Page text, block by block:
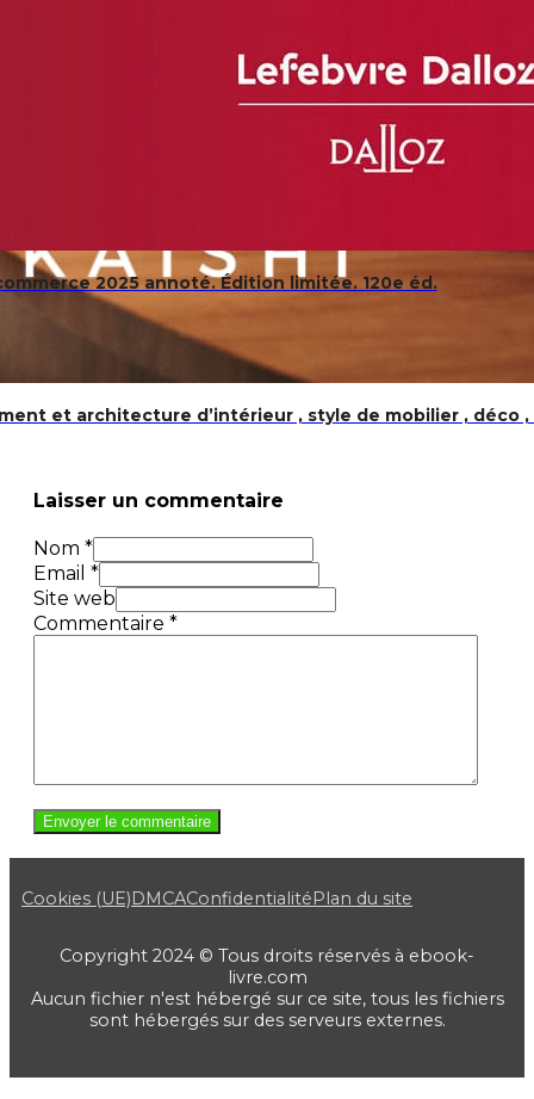
et architecture d’intérieur , style de mobilier , déco
2025 annoté. Édition limitée. 120e éd.
Laisser un commentaire
Nom *
Email *
Site web
Commentaire *
Cookies (UE) DMCAConfidentialité Plan du site
Copyright 2024 © Tous droits réservés à ebook-
livre.com
Aucun fichier n'est hébergé sur ce site, tous les fichiers
sont hébergés sur des serveurs externes.